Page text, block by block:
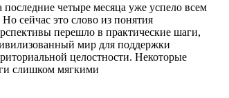
последние четыре месяца уже успело всем
сейчас это слово из понятия
перешло в практические шаги,
мир для поддержки
целостности. Некоторые
слишком мягкими